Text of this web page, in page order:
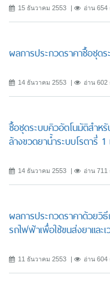
15 ธันวาคม 2553 อ่าน 654
ผลการประกวดราคาซื้อชุด
14 ธันวาคม 2553 อ่าน 602
ซื้อชุดระบบคิวอัตโนมัติสำ
ล้างขวดยาน้ำระบบโรตารี่
14 ธันวาคม 2553 อ่าน 711
ผลการประกวดราคาด้วยวิ
รถไฟฟ้าเพื่อใช้ขนส่งยาแล
11 ธันวาคม 2553 อ่าน 604